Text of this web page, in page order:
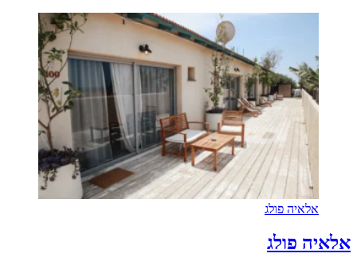
אלאיה פולג
אלאיה פולג